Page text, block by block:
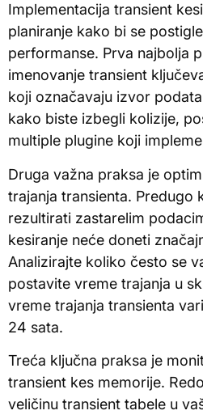
Implementacija transient
planiranje kako bi se
performanse. Prva najbolja
imenovanje transient
koji označavaju izvor
kako biste izbegli kolizije,
multiple plugine koji
Druga važna praksa je
trajanja transienta. Predugo
rezultirati zastarelim
kesiranje neće doneti
Analizirajte koliko često se
postavite vreme trajanja u
vreme trajanja transienta
24 sata.
Treća ključna praksa je
transient kes memorije.
veličinu transient tabele u